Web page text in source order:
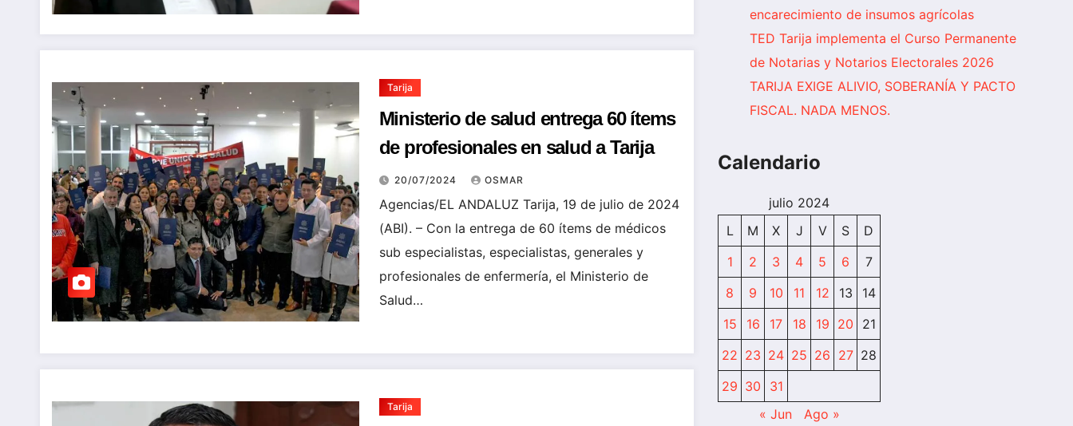
Tarija
Ministerio de salud entrega 60 ítems
de profesionales en salud a Tarija
20/07/2024 OSMAR
Agencias/EL ANDALUZ Tarija, 19 de julio de 2024
(ABI). – Con la entrega de 60 ítems de médicos
sub especialistas, especialistas, generales y
profesionales de enfermería, el Ministerio de
Salud…
Tarija
encarecimiento de insumos agrícolas
TED Tarija implementa el Curso Permanente
de Notarias y Notarios Electorales 2026
TARIJA EXIGE ALIVIO, SOBERANÍA Y PACTO
FISCAL. NADA MENOS.
Calendario
julio 2024
L
M X J V S
D
1
2 3 4 5 6
7
8
9 10 11 12 13
14
15
16 17 18 19 20
21
22 23 24 25 26 27 28
29 30
31
« Jun
Ago »